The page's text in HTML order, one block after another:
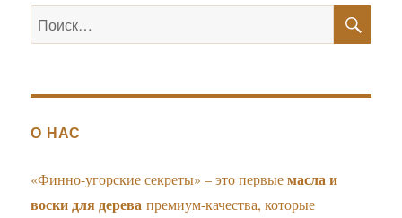
Искать:
О НАС
«Финно-угорские секреты» – это первыемасла и
воски для дерева премиум-качества, которые